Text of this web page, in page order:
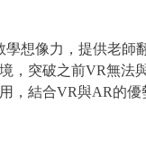
想像力，提供老
，突破之前VR無法
，結合VR與AR的